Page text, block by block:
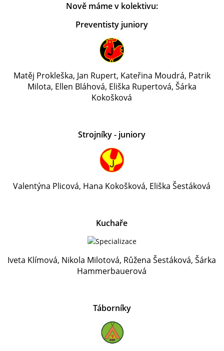
Nově máme v kolektivu:
Preventisty juniory
Matěj Prokleška, Jan Rupert, Kateřina Moudrá, Patrik
Milota, Ellen Bláhová, Eliška Rupertová, Šárka
Kokošková
Strojníky - juniory
Valentýna Plicová, Hana Kokošková, Eliška Šestáková
Kuchaře
Iveta Klímová, Nikola Milotová, Růžena Šestáková, Šárka
Hammerbauerová
Táborníky